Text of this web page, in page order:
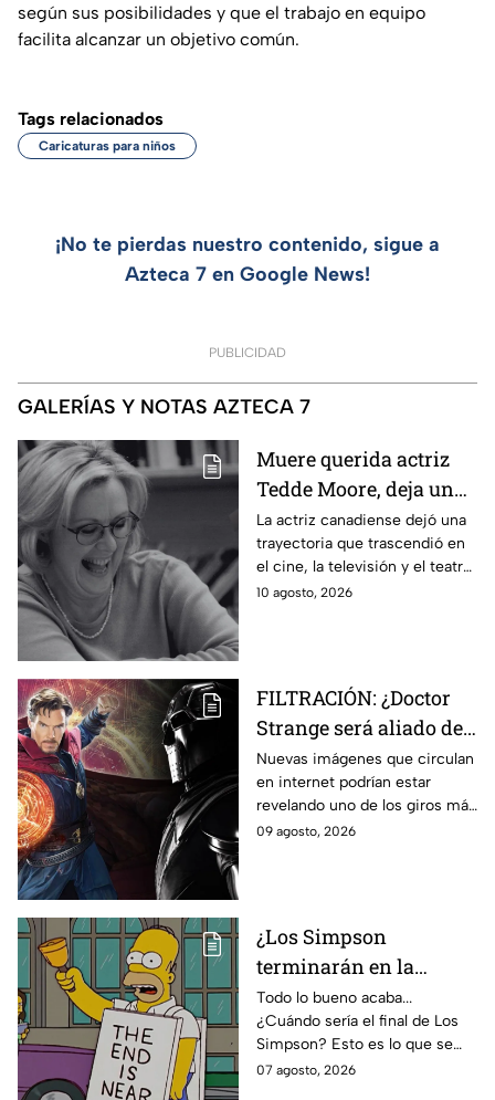
según sus posibilidades y que el trabajo en equipo
facilita alcanzar un objetivo común.
Tags relacionados
Caricaturas para niños
¡No te pierdas nuestro contenido, sigue a
Azteca 7 en Google News!
PUBLICIDAD
GALERÍAS Y NOTAS AZTECA 7
Muere querida actriz
Tedde Moore, deja un
legado en el cine y la
televisión a los 79 años
La actriz canadiense dejó una
trayectoria que trascendió en
el cine, la televisión y el teatro
además de un personaje que
10 agosto, 2026
FILTRACIÓN: ¿Doctor
Strange será aliado de
Doctor Doom en
Avengers: Doomsday?
Esto revelan las nuevas
imágenes filtradas
Nuevas imágenes que circulan
en internet podrían estar
revelando uno de los giros más
inesperados de Doctor Strange
09 agosto, 2026
¿Los Simpson
terminarán en la
temporada 40? Actriz
de Bart Simpson da
IMPACTANTE
declaración
Todo lo bueno acaba...
¿Cuándo sería el final de Los
Simpson? Esto es lo que se
sabe:
07 agosto, 2026